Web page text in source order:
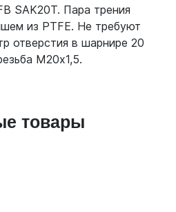
SAK20T. Пара трения
из PTFE. Не требуют
отверстия в шарнире 20
М20х1,5.
товары